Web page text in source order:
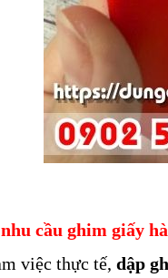
cầu ghim giấy
việc thực tế, dập